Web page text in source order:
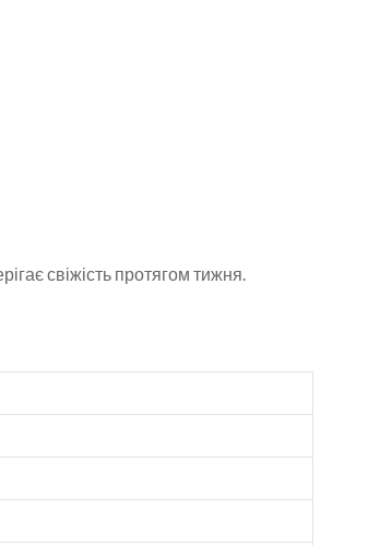
свіжість протягом тижня.